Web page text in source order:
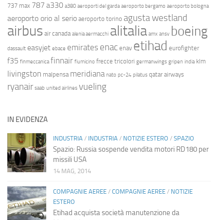
737 max 787 a330 a380 aeroporti del garda aeroporto bergamo aeroporto bologna
aeroporto orio al serio aeroporto torino agusta westland
airbus air canada alenia aermacchi alitalia amx ansv boeing
dassault easyjet ebace emirates enac enav etihad eurofighter
f35 finmeccanica finnair fiumicino frecce tricolori germanwings gripen india klm
livingston malpensa meridiana nato pc-24 pilatus qatar airways
ryanair saab united airlines vueling
IN EVIDENZA
INDUSTRIA / INDUSTRIA / NOTIZIE ESTERO / SPAZIO
Spazio: Russia sospende vendita motori RD180 per
missili USA
14 MAG, 2014
COMPAGNIE AEREE / COMPAGNIE AEREE / NOTIZIE
ESTERO
Etihad acquista società manutenzione da